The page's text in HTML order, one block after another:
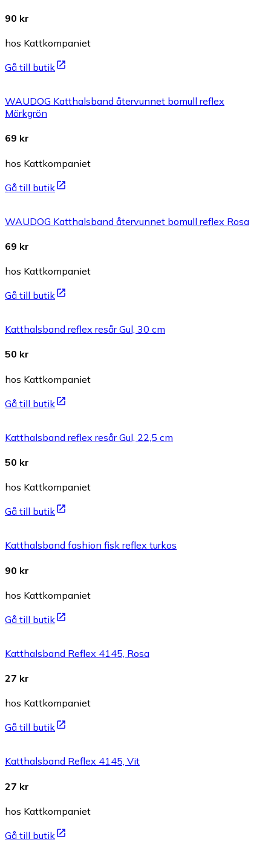
90 kr
hos Kattkompaniet
Gå till butik
WAUDOG Katthalsband återvunnet bomull reflex
Mörkgrön
69 kr
hos Kattkompaniet
Gå till butik
WAUDOG Katthalsband återvunnet bomull reflex Rosa
69 kr
hos Kattkompaniet
Gå till butik
Katthalsband reflex resår Gul, 30 cm
50 kr
hos Kattkompaniet
Gå till butik
Katthalsband reflex resår Gul, 22,5 cm
50 kr
hos Kattkompaniet
Gå till butik
Katthalsband fashion fisk reflex turkos
90 kr
hos Kattkompaniet
Gå till butik
Katthalsband Reflex 4145, Rosa
27 kr
hos Kattkompaniet
Gå till butik
Katthalsband Reflex 4145, Vit
27 kr
hos Kattkompaniet
Gå till butik